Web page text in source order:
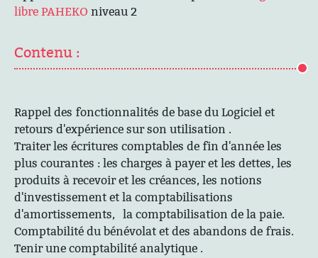
libre PAHEKO niveau 2
Contenu :
Rappel des fonctionnalités de base du Logiciel et
retours d'expérience sur son utilisation .
Traiter les écritures comptables de fin d'année les
plus courantes : les charges à payer et les dettes, les
produits à recevoir et les créances, les notions
d'investissement et la comptabilisations
d'amortissements, la comptabilisation de la paie.
Comptabilité du bénévolat et des abandons de frais.
Tenir une comptabilité analytique .